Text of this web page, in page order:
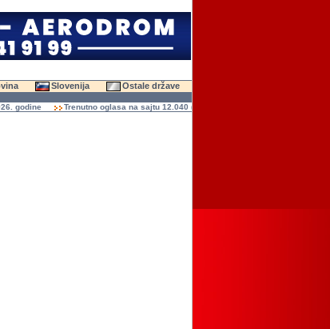
Slovenija Ostale države
Trenutno oglasa na sajtu 12.040 (47.433 slika)